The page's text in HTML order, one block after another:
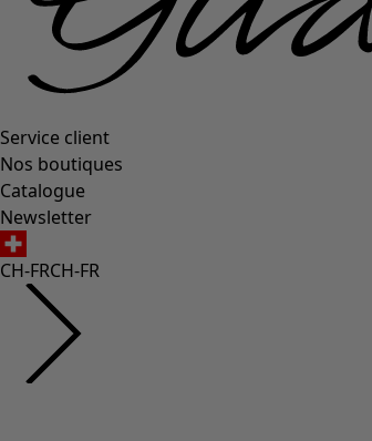
Service client
Nos boutiques
Catalogue
Newsletter
CH-FRCH-FR